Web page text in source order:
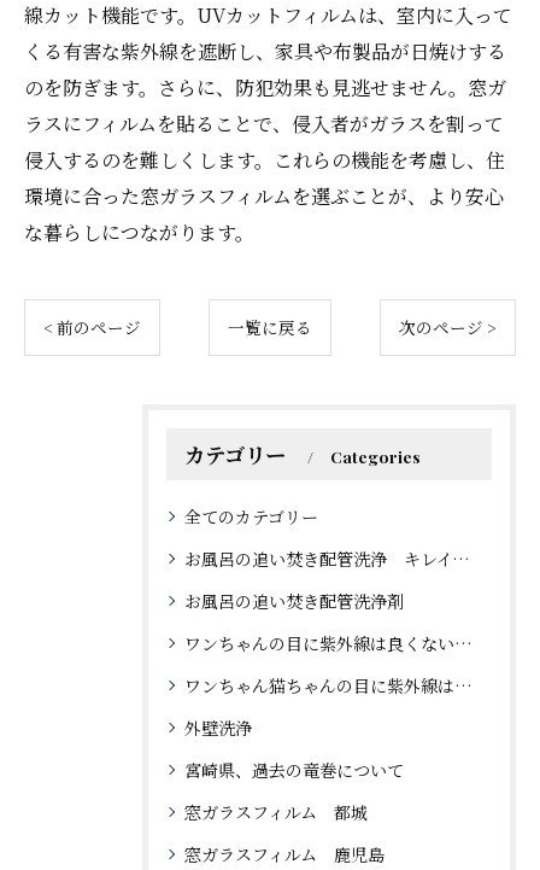
線カット機能です。UVカットフィルムは、室内に入って
くる有害な紫外線を遮断し、家具や布製品が日焼けする
のを防ぎます。さらに、防犯効果も見逃せません。窓ガ
ラスにフィルムを貼ることで、侵入者がガラスを割って
侵入するのを難しくします。これらの機能を考慮し、住
環境に合った窓ガラスフィルムを選ぶことが、より安心
な暮らしにつながります。
< 前のページ 一覧に戻る 次のページ >
カテゴリー Categories
全てのカテゴリー
お風呂の追い焚き配管洗浄 キレイユ鹿屋王子町店
お風呂の追い焚き配管洗浄剤
ワンちゃんの目に紫外線は良くないの？？
ワンちゃん猫ちゃんの目に紫外線は良くない！！
外壁洗浄
宮崎県、過去の竜巻について
窓ガラスフィルム 都城
窓ガラスフィルム 鹿児島